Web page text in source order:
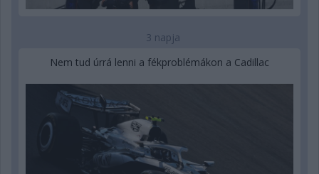
3 napja
Nem tud úrrá lenni a fékproblémákon a Cadillac